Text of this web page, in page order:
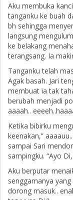
Aku membuka
tanganku ke buah
bh sehingga
langsung
ke belakang
terangsang. Ia
Tanganku telah
Agak basah. Jari
membuat ia tak
berubah menjadi
aaaah..
Ketika bibirku
keenakan,”
sampai Sari
sampingku. “Ayo
Aku berputar
senggamanya
dorong masuk..